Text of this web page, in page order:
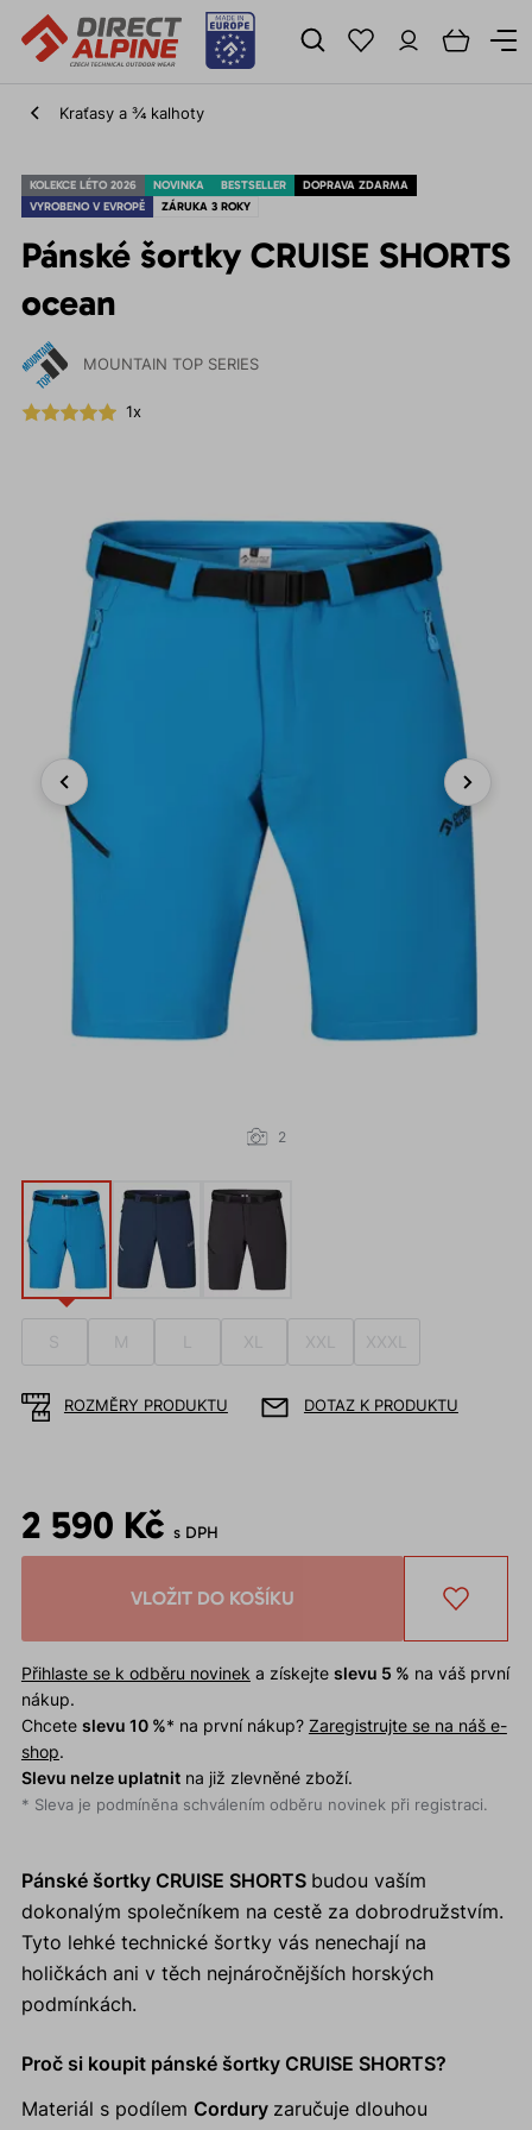
Kraťasy a ¾ kalhoty
KOLEKCE LÉTO 2026 NOVINKA BESTSELLER
DOPRAVA ZDARMA
VYROBENO V EVROPĚ
ZÁRUKA 3 ROKY
Pánské šortky CRUISE SHORTS
ocean
MOUNTAIN TOP SERIES
1x
Previous Next
2
S M XL XXL XXXL
ROZMĚRY PRODUKTU DOTAZ K PRODUKTU
2 590 Kč s DPH
VLOŽIT DO KOŠÍKU
Přihlaste se k odběru novinek a získejte slevu 5 % na váš první
nákup.
Chcete slevu 10 %* na první nákup? Zaregistrujte se na náš e-
shop.
Slevu nelze uplatnitna již zlevněné zboží.
* Sleva je podmíněna schválením odběru novinek při registraci.
Pánské šortky CRUISE SHORTS budou vaším
dokonalým společníkem na cestě za dobrodružstvím.
Tyto lehké technické šortky vás nenechají na
holičkách ani v těch nejnáročnějších horských
podmínkách.
Proč si koupit pánské šortky CRUISE SHORTS?
Materiál s podílem Cordury zaručuje dlouhou